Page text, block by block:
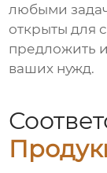
любыми
открыты для
предложить
ваших нужд.